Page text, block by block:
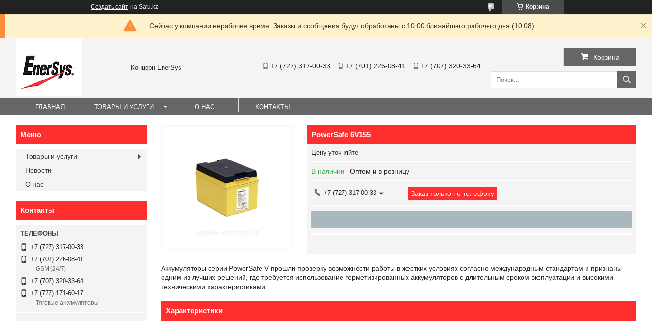
Создать сайт на Satu.kz Корзина
Сейчас у компании нерабочее время. Заказы и сообщения будут обработаны с 10:00 ближайшего рабочего дня (10.08)
Концерн EnerSys +7 (727) 317-00-33 +7 (701) 226-08-41 +7 (707) 320-33-64
Корзина
ГЛАВНАЯ ТОВАРЫ И УСЛУГИ О НАС КОНТАКТЫ
PowerSafe 6V155
Цену уточняйте
В наличии Оптом и в розницу
+7 (727) 317-00-33 Заказ только по телефону
Аккумуляторы серии PowerSafe V прошли проверку возможности работы в жестких условиях согласно международным стандартам и признаны
одним из лучших решений, где требуется использование герметизированных аккумуляторов с длительным сроком эксплуатации и высокими
техническими характеристиками.
Характеристики
Товары и услуги
Новости
О нас
Контакты
+7 (727) 317-00-33
+7 (701) 226-08-41
GSM (24/7)
+7 (707) 320-33-64
+7 (777) 171-60-17
Тяговые аккумуляторы